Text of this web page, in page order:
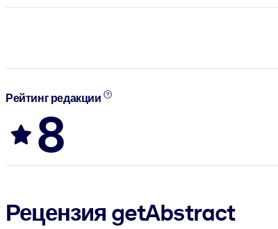
Рейтинг редакции
8
Рецензия getAbstract